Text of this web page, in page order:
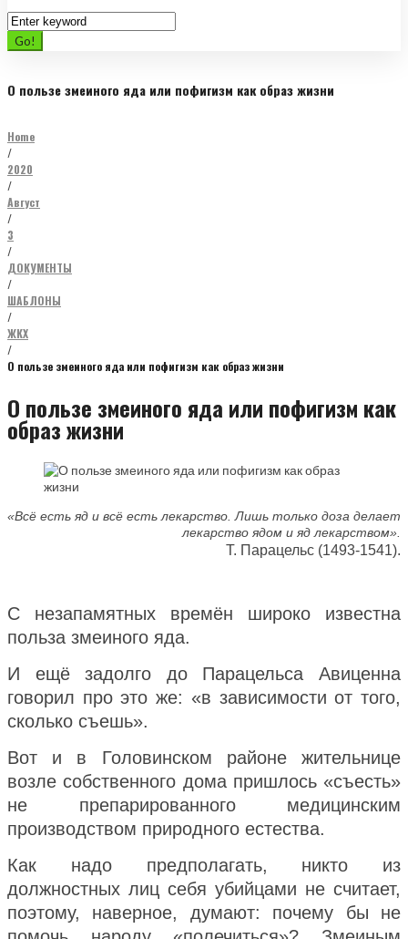
Search
for:
Go!
О пользе змеиного яда или пофигизм как образ жизни
Home
/
2020
/
Август
/
3
/
ДОКУМЕНТЫ
/
ШАБЛОНЫ
/
ЖКХ
/
О пользе змеиного яда или пофигизм как образ жизни
О пользе змеиного яда или пофигизм как
образ жизни
«Всë есть яд и всё есть лекарство. Лишь только доза делает
лекарство ядом и яд лекарством».
Т. Парацельс (1493-1541).
С незапамятных времён широко известна
польза змеиного яда.
И ещё задолго до Парацельса Авиценна
говорил про это же: «в зависимости от того,
сколько съешь».
Вот и в Головинском районе жительнице
возле собственного дома пришлось «съесть»
не препарированного медицинским
производством природного естества.
Как надо предполагать, никто из
должностных лиц себя убийцами не считает,
поэтому, наверное, думают: почему бы не